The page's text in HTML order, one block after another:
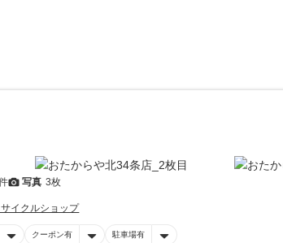
写真 3枚
サイクルショップ
クーポン有 駐車場有